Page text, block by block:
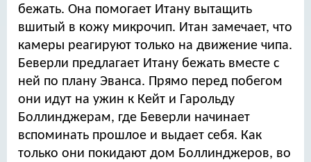
бежать. Она помогает Итану вытащить
вшитый в кожу микрочип. Итан замечает, что
камеры реагируют только на движение чипа.
Беверли предлагает Итану бежать вместе с
ней по плану Эванса. Прямо перед побегом
они идут на ужин к Кейт и Гарольду
Боллинджерам, где Беверли начинает
вспоминать прошлое и выдает себя. Как
только они покидают дом Боллинджеров, во